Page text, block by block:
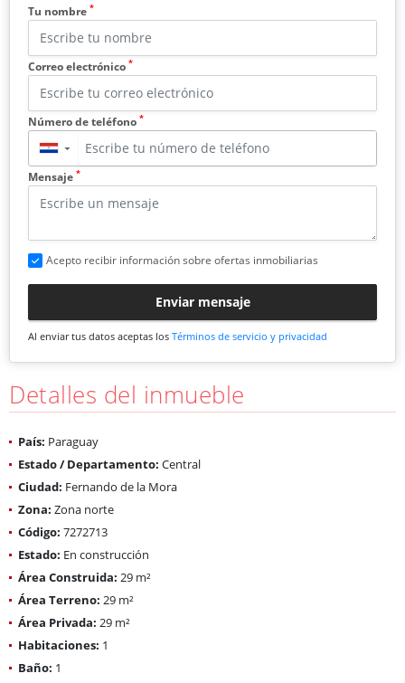
Tu nombre *
Correo electrónico *
Número de teléfono *
▼
Mensaje *
Acepto recibir información sobre ofertas inmobiliarias
Enviar mensaje
Al enviar tus datos aceptas los Términos de servicio y privacidad
Detalles del inmueble
País: Paraguay
Estado / Departamento: Central
Ciudad: Fernando de la Mora
Zona: Zona norte
Código: 7272713
Estado: En construcción
Área Construida: 29 m²
Área Terreno: 29 m²
Área Privada: 29 m²
Habitaciones: 1
Baño: 1